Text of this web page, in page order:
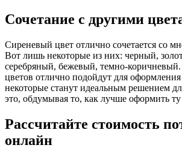
Сочетание с другими
Сиреневый цвет отлично сочетается со
Вот лишь некоторые из них: черный,
серебряный, бежевый, темно-
цветов отлично подойдут для оформления
некоторые станут идеальным решением
это, обдумывая то, как лучше оформить
Рассчитайте стоимость
онлайн